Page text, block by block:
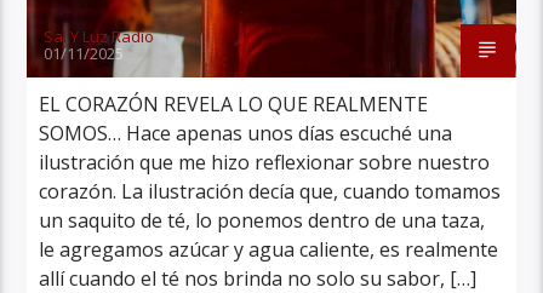
Sal Y Luz Radio
01/11/2025
EL CORAZÓN REVELA LO QUE REALMENTE
SOMOS… Hace apenas unos días escuché una
ilustración que me hizo reflexionar sobre nuestro
corazón. La ilustración decía que, cuando tomamos
un saquito de té, lo ponemos dentro de una taza,
le agregamos azúcar y agua caliente, es realmente
allí cuando el té nos brinda no solo su sabor, […]